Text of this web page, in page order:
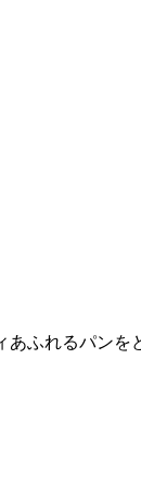
ふれるパンを